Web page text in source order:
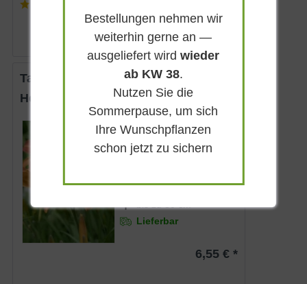
8,95 € *
Taglilie 'Blutorange'
Hemerocallis cultorum 'Blutorange'
sommergrün
Orange mit rot
durchsetzt
Juni - Juli
bis zu 80 cm
Lieferbar
6,55 € *
Bestellungen nehmen wir
weiterhin gerne an —
ausgeliefert wirdwieder
ab KW 38.
Nutzen Sie die
Sommerpause, um sich
Ihre Wunschpflanzen
schon jetzt zu sichern